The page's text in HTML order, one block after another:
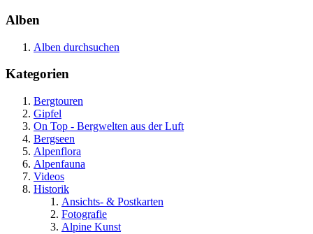
Alben
Alben durchsuchen
Kategorien
Bergtouren
Gipfel
On Top - Bergwelten aus der Luft
Bergseen
Alpenflora
Alpenfauna
Videos
Historik
Ansichts- & Postkarten
Fotografie
Alpine Kunst